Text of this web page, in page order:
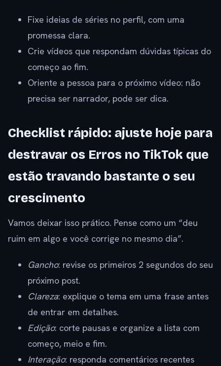
Fixe ideias de séries no perfil, com uma
promessa clara.
Crie vídeos que respondam dúvidas típicas do
começo ao fim.
Oriente a pessoa para o próximo vídeo: não
precisa ser narrador, pode ser dica.
Checklist rápido: ajuste hoje para
destravar os Erros no TikTok que
estão travando bastante o seu
crescimento
Vamos deixar isso prático. Pense como um “deu
ruim em algo e você corrige no mesmo dia”.
Gancho: revise os primeiros 2 segundos do seu
próximo post.
Clareza: explique o tema em uma frase antes
de entrar em detalhes.
Edição: corte pausas e organize a lista com
começo, meio e fim.
Interação: responda comentários recentes